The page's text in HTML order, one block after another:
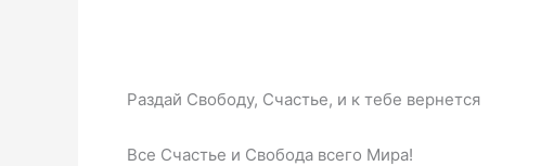
Раздай Свободу, Счастье, и к тебе вернется
Все Счастье и Свобода всего Мира!